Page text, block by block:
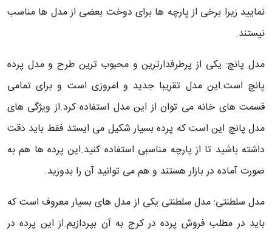
نمایید زیرا برخی از پارچه ها برای دوخت بعضی از مدل ها مناسب
نیستند.
مدل پانچ: یکی از پرطرفدارترین و محبوب ترین طرح و مدل پرده
پانچ است.این مدل تقریبا جدید و امروزی است و برای تمامی
قسمت های خانه می توان از این مدل استفاده کرد.از ویژگی های
مدل پانچ این است که پرده بسیار شکیل می ایستد فقط باید دقت
داشته باشید تا از پارچه مناسبی استفاده کنید.این پرده ها هم به
صورت آماده در بازار هستند و هم می توانید آن را بدوزید.
مدل سلطنتی: مدل سلطنتی یکی از مدل های بسیار معروف است که
باید در مطلب فروش پرده در کرج به آن بپردازیم.از این پرده در